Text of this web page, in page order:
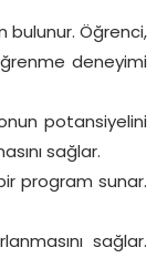
bulunur. Öğrenci,
deneyimi
potansiyelini
sağlar.
program sunar.
sağlar.